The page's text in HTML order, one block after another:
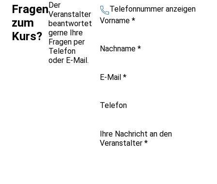
Fragen
zum
Kurs?
Der
Veranstalter
beantwortet
gerne Ihre
Fragen per
Telefon
oder E-Mail.
Telefonnummer anzeigen
Vorname *
Nachname *
E-Mail *
Telefon
Ihre Nachricht an den
Veranstalter *